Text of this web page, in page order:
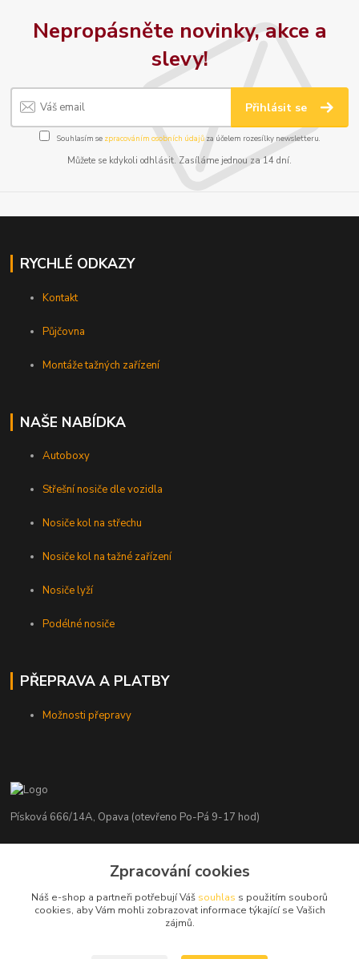
Nepropásněte novinky, akce a
slevy!
Přihlásit se
Souhlasím se zpracováním osobních údajůza účelem rozesílky newsletteru.
Můžete se kdykoli odhlásit. Zasíláme jednou za 14 dní.
RYCHLÉ ODKAZY
Kontakt
Půjčovna
Montáže tažných zařízení
NAŠE NABÍDKA
Autoboxy
Střešní nosiče dle vozidla
Nosiče kol na střechu
Nosiče kol na tažné zařízení
Nosiče lyží
Podélné nosiče
PŘEPRAVA A PLATBY
Možnosti přepravy
Písková 666/14A, Opava (otevřeno Po-Pá 9-17 hod)
+420 776 839 986
info@nosice.com
Zpracování cookies
Náš e-shop a partneři potřebují Váš souhlas s použitím souborů
cookies, aby Vám mohli zobrazovat informace týkající se Vašich
zájmů.